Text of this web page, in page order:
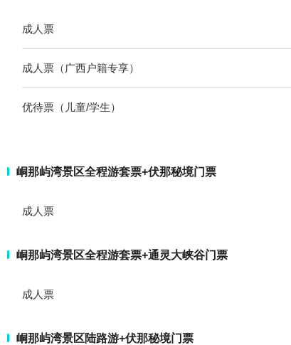
成人票
成人票（广西户籍专享）
优待票（儿童/学生）
峒那屿湾景区全程游套票+伏那秘境门票
成人票
峒那屿湾景区全程游套票+通灵大峡谷门票
成人票
峒那屿湾景区陆路游+伏那秘境门票